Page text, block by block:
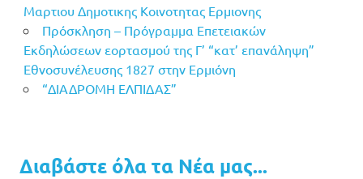
Μαρτιου Δημοτικης Κοινοτητας Ερμιονης
Πρόσκληση – Πρόγραμμα Επετειακών
Εκδηλώσεων εορτασμού της Γ’ “κατ’ επανάληψη”
Εθνοσυνέλευσης 1827 στην Ερμιόνη
“ΔΙΑΔΡΟΜΗ ΕΛΠΙΔΑΣ”
Διαβάστε όλα τα Νέα μας...